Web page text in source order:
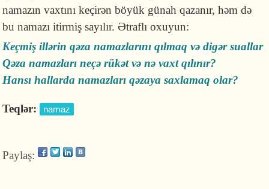
namazın vaxtını keçirən böyük günah qazanır, həm də
bu namazı itirmiş sayılır. Ətraflı oxuyun:
Keçmiş illərin qəza namazlarını qılmaq və digər suallar
Qəza namazları neçə rükət və nə vaxt qılınır?
Hansı hallarda namazları qəzaya saxlamaq olar?
Teqlər: namaz
Paylaş: